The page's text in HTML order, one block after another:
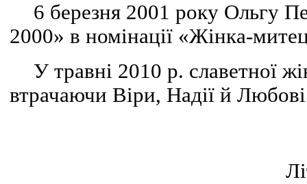
6 березня 2001 року Ольгу
2000» в номінації «Жінка-
У травні 2010 р. славетної
втрачаючи Віри, Надії й